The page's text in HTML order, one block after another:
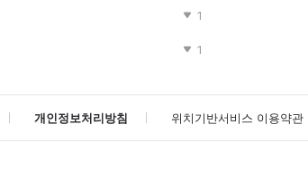
1
1
개인정보처리방침 위치기반서비스 이용약관